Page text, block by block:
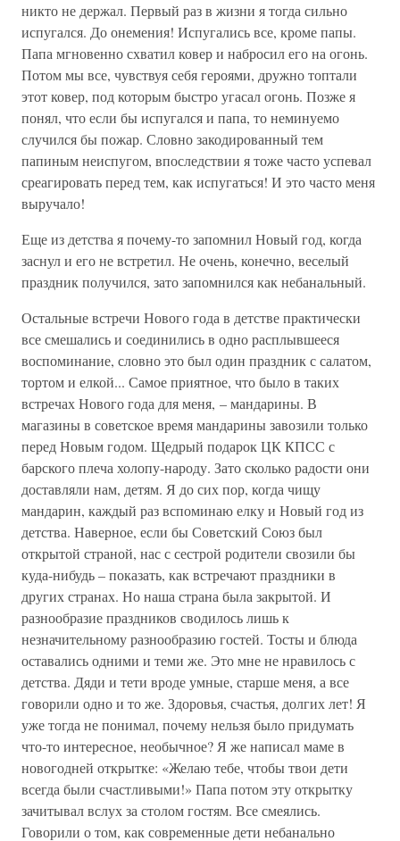
никто не держал. Первый раз в жизни я тогда сильно
испугался. До онемения! Испугались все, кроме папы.
Папа мгновенно схватил ковер и набросил его на огонь.
Потом мы все, чувствуя себя героями, дружно топтали
этот ковер, под которым быстро угасал огонь. Позже я
понял, что если бы испугался и папа, то неминуемо
случился бы пожар. Словно закодированный тем
папиным неиспугом, впоследствии я тоже часто успевал
среагировать перед тем, как испугаться! И это часто меня
выручало!
Еще из детства я почему-то запомнил Новый год, когда
заснул и его не встретил. Не очень, конечно, веселый
праздник получился, зато запомнился как небанальный.
Остальные встречи Нового года в детстве практически
все смешались и соединились в одно расплывшееся
воспоминание, словно это был один праздник с салатом,
тортом и елкой... Самое приятное, что было в таких
встречах Нового года для меня, – мандарины. В
магазины в советское время мандарины завозили только
перед Новым годом. Щедрый подарок ЦК КПСС с
барского плеча холопу-народу. Зато сколько радости они
доставляли нам, детям. Я до сих пор, когда чищу
мандарин, каждый раз вспоминаю елку и Новый год из
детства. Наверное, если бы Советский Союз был
открытой страной, нас с сестрой родители свозили бы
куда-нибудь – показать, как встречают праздники в
других странах. Но наша страна была закрытой. И
разнообразие праздников сводилось лишь к
незначительному разнообразию гостей. Тосты и блюда
оставались одними и теми же. Это мне не нравилось с
детства. Дяди и тети вроде умные, старше меня, а все
говорили одно и то же. Здоровья, счастья, долгих лет! Я
уже тогда не понимал, почему нельзя было придумать
что-то интересное, необычное? Я же написал маме в
новогодней открытке: «Желаю тебе, чтобы твои дети
всегда были счастливыми!» Папа потом эту открытку
зачитывал вслух за столом гостям. Все смеялись.
Говорили о том, как современные дети небанально